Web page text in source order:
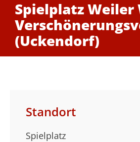
Spielplatz Weiler
(Uckendorf)
Standort
Spielplatz